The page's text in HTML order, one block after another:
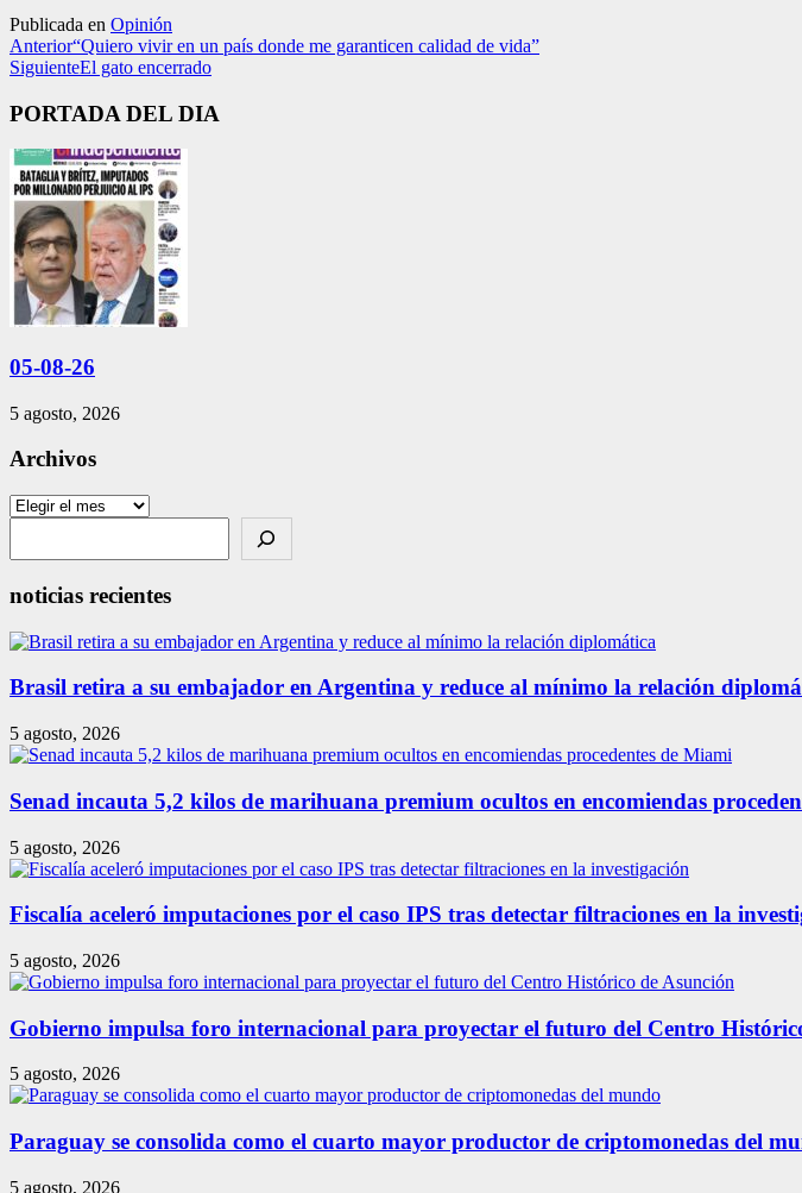
Publicada en Opinión
Anterior“Quiero vivir en un país donde me garanticen calidad de vida”
SiguienteEl gato encerrado
PORTADA DEL DIA
05-08-26
5 agosto, 2026
Archivos
Archivos
noticias recientes
Brasil retira a su embajador en Argentina y reduce al mínimo la relación
5 agosto, 2026
Senad incauta 5,2 kilos de marihuana premium ocultos en encomiendas
5 agosto, 2026
Fiscalía aceleró imputaciones por el caso IPS tras detectar filtraciones en la
5 agosto, 2026
Gobierno impulsa foro internacional para proyectar el futuro del Centro
5 agosto, 2026
Paraguay se consolida como el cuarto mayor productor de criptomonedas del
5 agosto, 2026